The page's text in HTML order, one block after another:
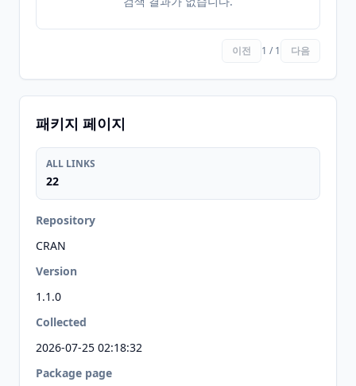
이전 1 / 1 다음
패키지 페이지
ALL LINKS
22
Repository
CRAN
Version
1.1.0
Collected
2026-07-25 02:18:32
Package page